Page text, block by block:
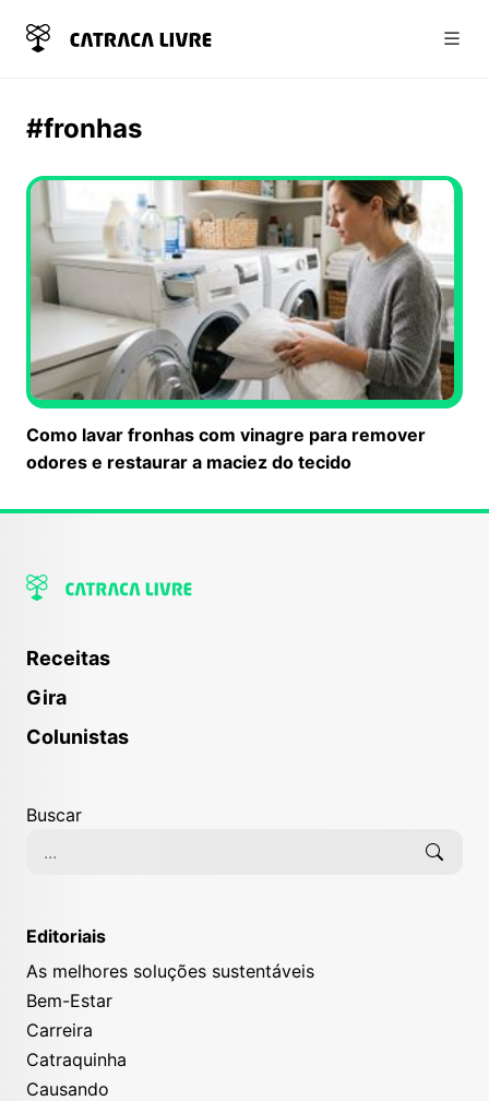
#fronhas
Como lavar fronhas com vinagre para remover
odores e restaurar a maciez do tecido
Receitas
Gira
Colunistas
Buscar
Editoriais
As melhores soluções sustentáveis
Bem-Estar
Carreira
Catraquinha
Causando